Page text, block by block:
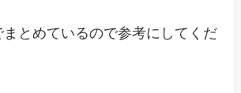
とめているので参考にしてくだ